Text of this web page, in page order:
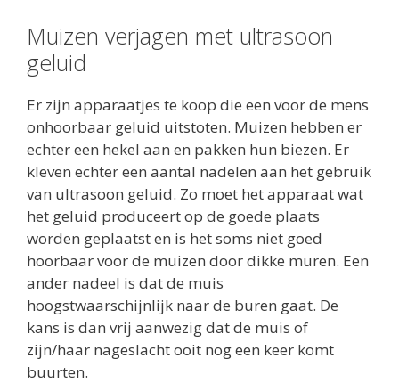
Muizen verjagen met ultrasoon
geluid
Er zijn apparaatjes te koop die een voor de mens
onhoorbaar geluid uitstoten. Muizen hebben er
echter een hekel aan en pakken hun biezen. Er
kleven echter een aantal nadelen aan het gebruik
van ultrasoon geluid. Zo moet het apparaat wat
het geluid produceert op de goede plaats
worden geplaatst en is het soms niet goed
hoorbaar voor de muizen door dikke muren. Een
ander nadeel is dat de muis
hoogstwaarschijnlijk naar de buren gaat. De
kans is dan vrij aanwezig dat de muis of
zijn/haar nageslacht ooit nog een keer komt
buurten.